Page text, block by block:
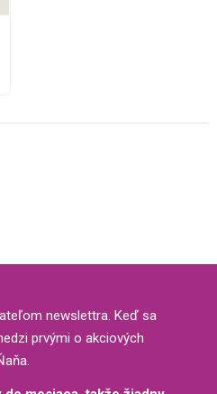
newslettra. Keď sa
prvými o akciových